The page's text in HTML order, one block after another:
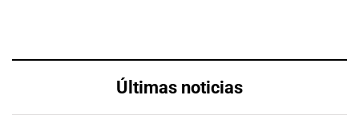
Últimas noticias